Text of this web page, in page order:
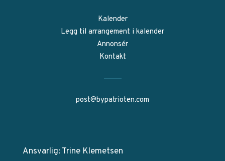
Kalender
Legg til arrangement i kalender
Annonsér
Kontakt
post@bypatrioten.com
Ansvarlig: Trine Klemetsen